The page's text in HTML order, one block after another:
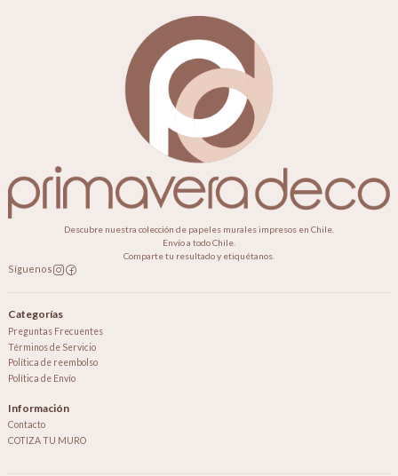
Descubre nuestra colección de papeles murales impresos en Chile.
Envío a todo Chile.
Comparte tu resultado y etiquétanos.
Síguenos
Categorías
Preguntas Frecuentes
Términos de Servicio
Política de reembolso
Política de Envío
Información
Contacto
COTIZA TU MURO